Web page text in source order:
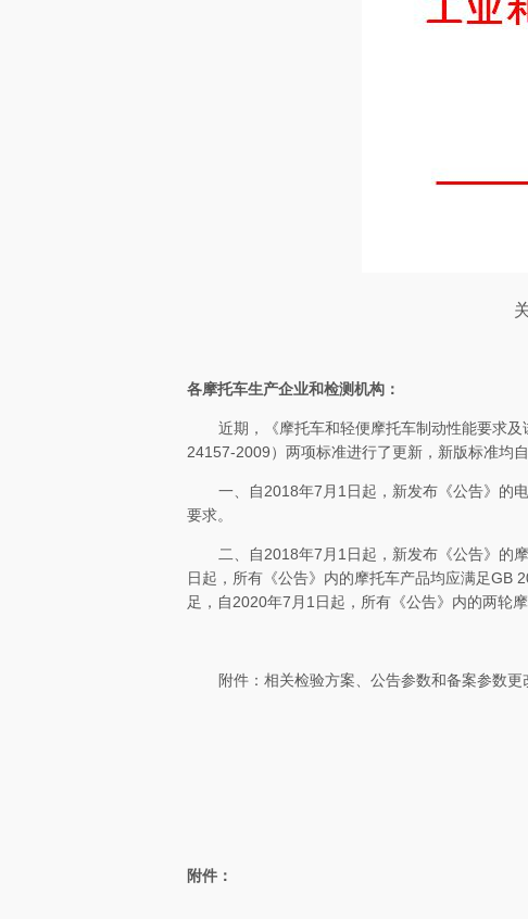
各摩托车生产企业和检测机构：
近期，《摩托车和轻便摩托车制动性能要求及
24157-2009）两项标准进行了更新，新版标准均自
一、自2018年7 月 1 日起，新发布《公告》的
要求。
二、自2018年7 月 1 日起，新发布《公告》的
日起，所有《公告》内的摩托车产品均应满足GB
足，自2020年7 月 1 日起，所有《公告》内的两轮摩
附件：相关检验方案、公告参数和备案参数更
附件：